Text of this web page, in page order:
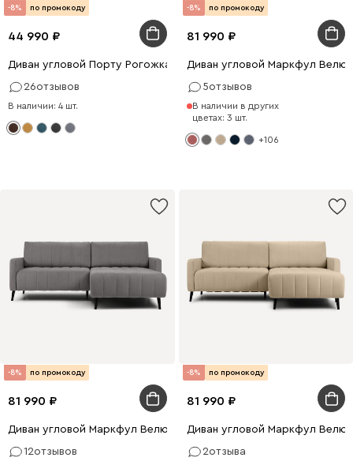
-8% по промокоду
44 990
Диван угловой Порту Рогожка Коричневый
26отзывов
В наличии: 4 шт.
-8% по промокоду
81 990
Диван угловой Маркфул
5отзывов
В наличии в других
цветах: 3 шт.
+106
-8% по промокоду
81 990
Диван угловой Маркфул Велюр Серый
12отзывов
-8% по промокоду
81 990
Диван угловой Маркфул
2отзыва